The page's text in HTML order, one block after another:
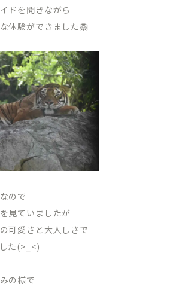
ドを聞きながら
体験ができました🦁
ので
見ていましたが
可愛さと大人しさで
た(>_<)
の様で